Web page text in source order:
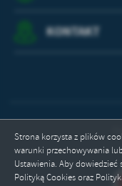
Strona korzysta z plików
warunki przechowywania
Ustawienia. Aby dowiedzieć
Polityką Cookies oraz
KONTAKT